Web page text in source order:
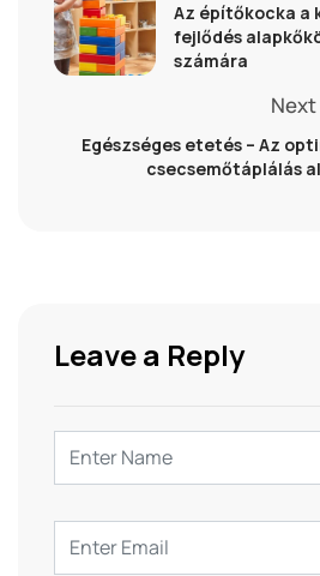
Az építőkocka a
fejlődés
számára
Egészséges etetés – Az
csecsemőtáplálás
Leave a Reply